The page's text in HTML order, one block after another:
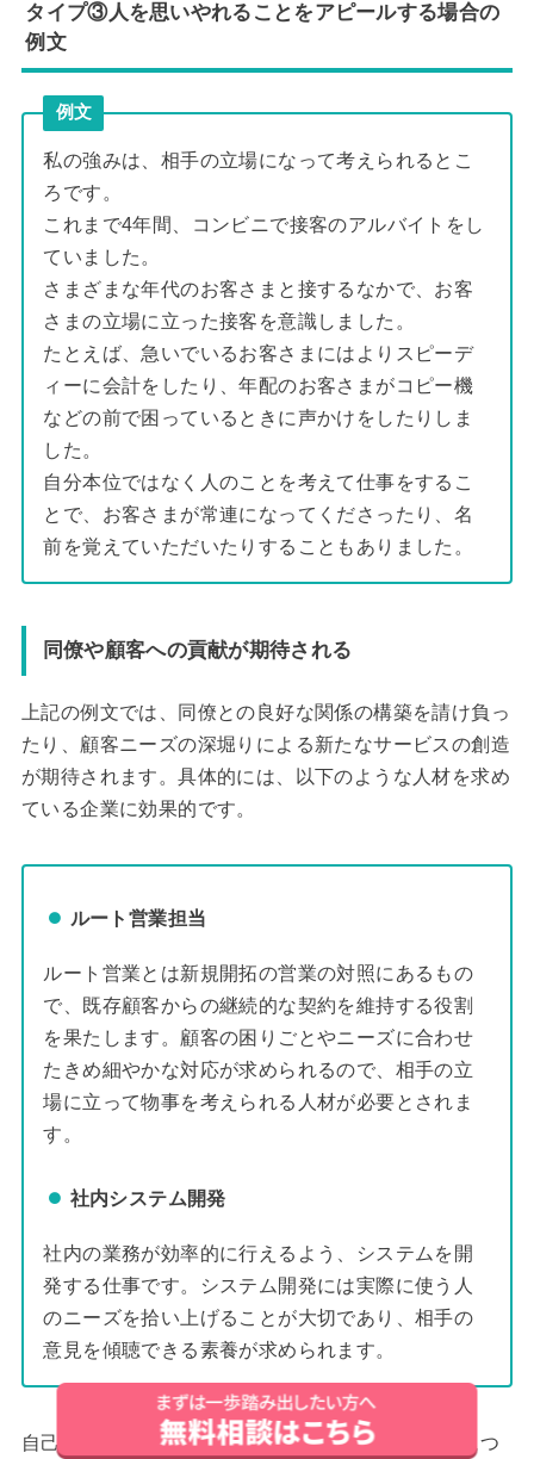
タイプ③人を思いやれることをアピールする場合の
例文
例文
私の強みは、相手の立場になって考えられるとこ
ろです。
これまで4年間、コンビニで接客のアルバイトをし
ていました。
さまざまな年代のお客さまと接するなかで、お客
さまの立場に立った接客を意識しました。
たとえば、急いでいるお客さまにはよりスピーデ
ィーに会計をしたり、年配のお客さまがコピー機
などの前で困っているときに声かけをしたりしま
した。
自分本位ではなく人のことを考えて仕事をするこ
とで、お客さまが常連になってくださったり、名
前を覚えていただいたりすることもありました。
同僚や顧客への貢献が期待される
上記の例文では、同僚との良好な関係の構築を請け負っ
たり、顧客ニーズの深堀りによる新たなサービスの創造
が期待されます。具体的には、以下のような人材を求め
ている企業に効果的です。
ルート営業担当
ルート営業とは新規開拓の営業の対照にあるもの
で、既存顧客からの継続的な契約を維持する役割
を果たします。顧客の困りごとやニーズに合わせ
たきめ細やかな対応が求められるので、相手の立
場に立って物事を考えられる人材が必要とされま
す。
社内システム開発
社内の業務が効率的に行えるよう、システムを開
発する仕事です。システム開発には実際に使う人
のニーズを拾い上げることが大切であり、相手の
意見を傾聴できる素養が求められます。
自己PR以外の履歴書や職務経歴書の項目の書き方につ